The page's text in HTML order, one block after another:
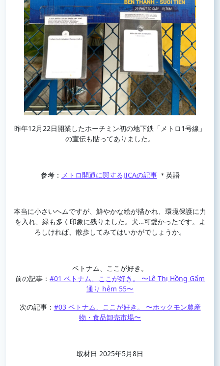
昨年12月22日開業したホーチミン初の地下鉄「メトロ1号線」
の宣伝も貼ってありました。
参考： メトロ開通に関するJICAの記事＊英語
本当に小さいヘムですが、鮮やかな絵が描かれ、環境保護に力
を入れ、緑も多く印象に残りました。犬…可愛かったです。よ
ろしければ、散歩してみてはいかがでしょうか。
ベトナム、ここが好き。
前の記事： #01 ベトナム、ここが好き。 〜Lê Thị Hồng Gấm
通り hẻm 55〜
次の記事： #03 ベトナム、ここが好き。 〜ホックモン農産
物・食品卸売市場〜
取材日 2025年5月8日